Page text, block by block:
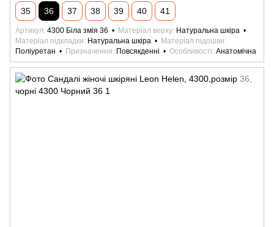
35 36 37 38 39 40 41
Артикул 4300 Біла змія 36 Матеріал верху Натуральна шкіра
Матеріал підкладки
Натуральна шкіра
Матеріал підошви
Поліуретан
Призначення Повсякденні Особливості Анатомічна